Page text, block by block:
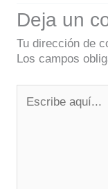
Deja un
Tu dirección de
Los campos
aquí...